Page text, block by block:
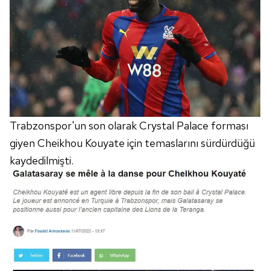
Trabzonspor'un son olarak Crystal Palace forması
giyen Cheikhou Kouyate için temaslarını sürdürdüğü
kaydedilmişti.